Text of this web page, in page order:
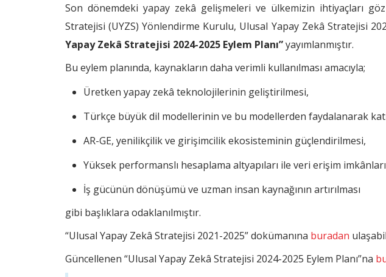
Son dönemdeki yapay zekâ gelişmeleri ve ülkemizin ihtiyaçları
Stratejisi (UYZS) Yönlendirme Kurulu, Ulusal Yapay Zekâ Stratejisi
Yapay Zekâ Stratejisi 2024-2025 Eylem Planı”yayımlanmıştır.
Bu eylem planında, kaynakların daha verimli kullanılması amacıyla;
Üretken yapay zekâ teknolojilerinin geliştirilmesi,
Türkçe büyük dil modellerinin ve bu modellerden faydalanarak
AR-GE, yenilikçilik ve girişimcilik ekosisteminin güçlendirilmesi,
Yüksek performanslı hesaplama altyapıları ile veri erişim
İş gücünün dönüşümü ve uzman insan kaynağının artırılması
gibi başlıklara odaklanılmıştır.
“Ulusal Yapay Zekâ Stratejisi 2021-2025” dokümanına buradan
Güncellenen “Ulusal Yapay Zekâ Stratejisi 2024-2025 Eylem Planı”na